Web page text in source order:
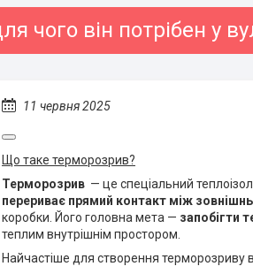
чого він потрібен у
11 червня 2025
Що таке терморозрив?
Терморозрив — це спеціальний
перериває прямий контакт між
коробки. Його головна мета — запобігти
теплим внутрішнім простором.
Найчастіше для створення терморозриву